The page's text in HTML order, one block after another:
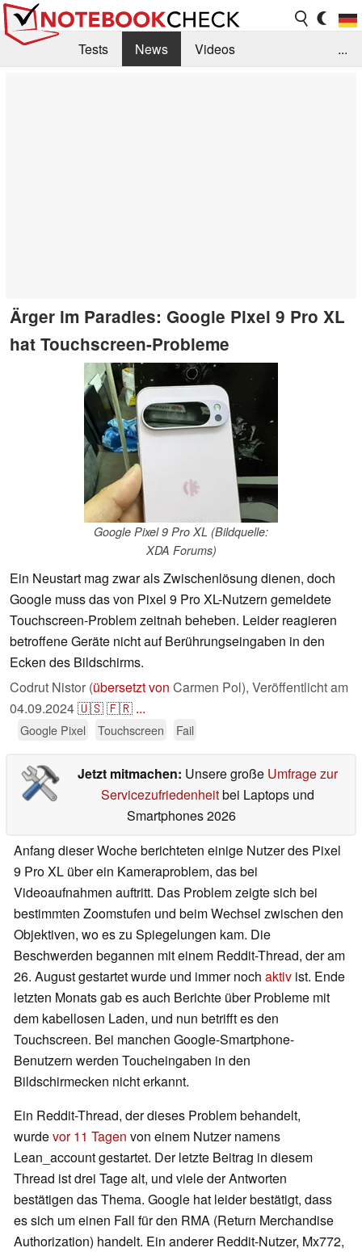
Tests News
Videos
...
Ärger im Paradies: Google Pixel 9 Pro XL
hat Touchscreen-Probleme
Google Pixel 9 Pro XL (Bildquelle:
XDA Forums)
Ein Neustart mag zwar als Zwischenlösung dienen, doch
Google muss das von Pixel 9 Pro XL-Nutzern gemeldete
Touchscreen-Problem zeitnah beheben. Leider reagieren
betroffene Geräte nicht auf Berührungseingaben in den
Ecken des Bildschirms.
Codrut Nistor (übersetzt von Carmen Pol), Veröffentlicht am
04.09.2024🇺🇸🇫🇷 ...
Google Pixel Touchscreen Fail
Jetzt mitmachen: Unsere große Umfrage zur
Servicezufriedenheitbei Laptops und
Smartphones 2026
Anfang dieser Woche berichteten einige Nutzer des Pixel
9 Pro XL über ein Kameraproblem, das bei
Videoaufnahmen auftritt. Das Problem zeigte sich bei
bestimmten Zoomstufen und beim Wechsel zwischen den
Objektiven, wo es zu Spiegelungen kam. Die
Beschwerden begannen mit einem Reddit-Thread, der am
26. August gestartet wurde und immer noch aktiv ist. Ende
letzten Monats gab es auch Berichte über Probleme mit
dem kabellosen Laden, und nun betrifft es den
Touchscreen. Bei manchen Google-Smartphone-
Benutzern werden Toucheingaben in den
Bildschirmecken nicht erkannt.
Ein Reddit-Thread, der dieses Problem behandelt,
wurdevor 11 Tagen von einem Nutzer namens
Lean_account gestartet. Der letzte Beitrag in diesem
Thread ist drei Tage alt, und viele der Antworten
bestätigen das Thema. Google hat leider bestätigt, dass
es sich um einen Fall für den RMA (Return Merchandise
Authorization) handelt. Ein anderer Reddit-Nutzer, Mx772,